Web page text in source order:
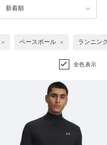
新着順
ベースボール ランニン
全色表示